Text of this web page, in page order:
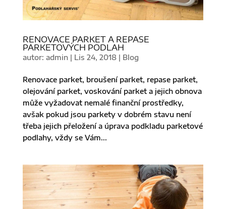
RENOVACE PARKET A REPASE
PARKETOVÝCH PODLAH
autor: admin| Lis 24, 2018| Blog
Renovace parket, broušení parket, repase parket,
olejování parket, voskování parket a jejich obnova
může vyžadovat nemalé finanční prostředky,
avšak pokud jsou parkety v dobrém stavu není
třeba jejich přeložení a úprava podkladu parketové
podlahy, vždy se Vám...